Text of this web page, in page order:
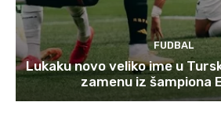
FUDBAL
Lukaku novo veliko ime u
zamenu iz šampiona